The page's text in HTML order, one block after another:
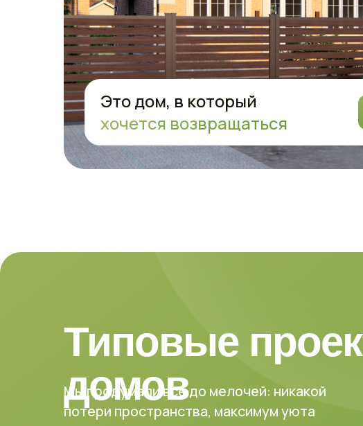
Это дом, в который
хочется возвращаться
Мы продумали всё до мелочей: никакой
потери пространства, максимум уюта
Типовые
домов